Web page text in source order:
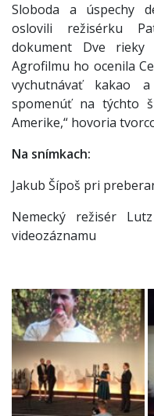
Sloboda a úspechy
oslovili režisérku
dokument Dve
Agrofilmu ho ocenila
vychutnávať kakao
spomenúť na týchto
Amerike,“ hovoria
Na snímkach:
Jakub Šípoš pri
Nemecký režisér
videozáznamu